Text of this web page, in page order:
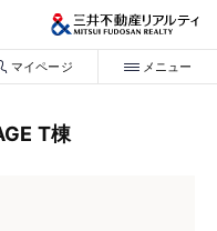
マイページ メニュー
T棟